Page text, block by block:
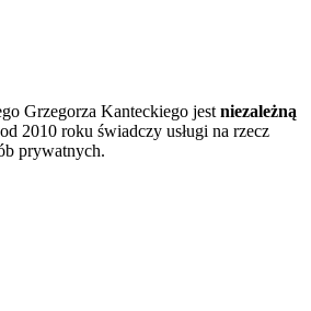
Grzegorza Kanteckiego jest niezależną
2010 roku świadczy usługi na rzecz
prywatnych.